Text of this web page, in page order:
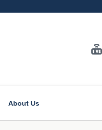
About Us